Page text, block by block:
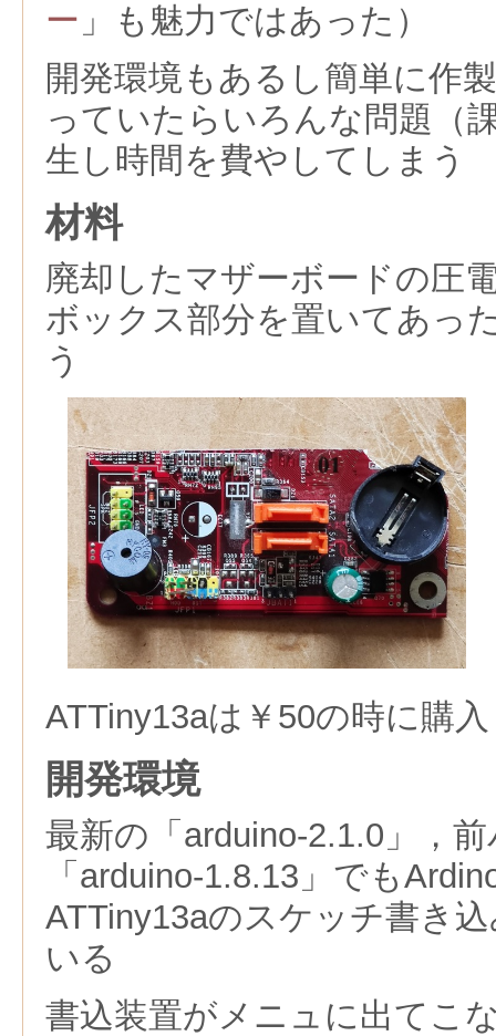
ー 」も魅力ではあった）
開発環境もあるし簡単に作
っていたらいろんな問題（
生し時間を費やしてしまう
材料
廃却したマザーボードの圧
ボックス部分を置いてあっ
う
ATTiny13aは￥50の時に購
開発環境
最新の「arduino-2.1.0」，
「arduino-1.8.13」でも
ATTiny13aのスケッチ書き
いる
書込装置がメニュに出てこ